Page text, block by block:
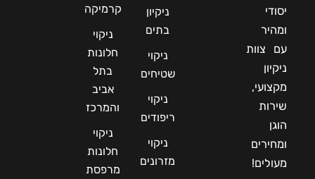
יסודי
ומהיר
עם צוות
ניקיון
מקצועי,
שירות
הוגן
ומחירים
מעולים!
ניקיון
בתים
ניקוי
שטיחים
ניקוי
ריפודים
ניקוי
מזרונים
קרמיקה
ניקוי
חלונות
בתל
אביב
והמרכז
ניקוי
חלונות
מרפסת